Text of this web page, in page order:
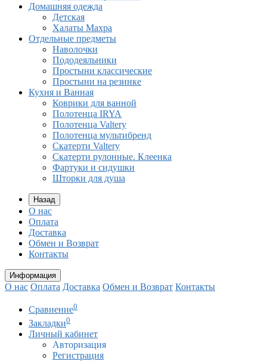
Домашняя одежда
Детская
Халаты Махра
Отдельные предметы
Наволочки
Пододеяльники
Простыни классические
Простыни на резинке
Кухня и Ванная
Коврики для ванной
Полотенца IRYA
Полотенца Valtery
Полотенца мультибренд
Скатерти Valtery
Скатерти рулонные. Клеенка
Фартуки и сидушки
Шторки для душа
Назад
О нас
Оплата
Доставка
Обмен и Возврат
Контакты
Информация
О нас Оплата Доставка Обмен и Возврат Контакты
Сравнение0
Закладки0
Личный кабинет
Авторизация
Регистрация